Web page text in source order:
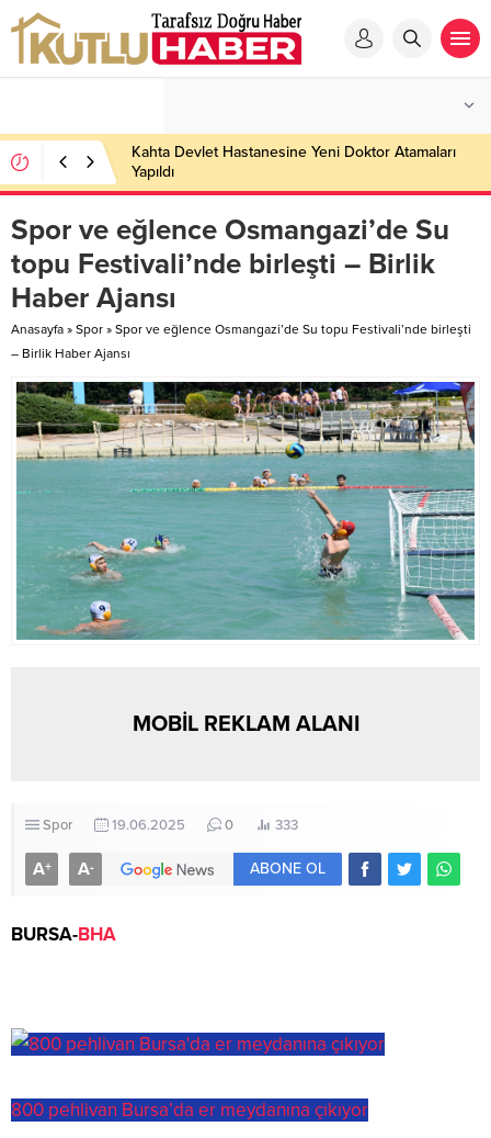
Kahta Devlet Hastanesine Yeni Doktor Atamaları
Yapıldı
Spor ve eğlence Osmangazi’de Su
topu Festivali’nde birleşti – Birlik
Haber Ajansı
Anasayfa » Spor » Spor ve eğlence Osmangazi’de Su topu Festivali’nde birleşti
– Birlik Haber Ajansı
MOBİL REKLAM ALANI
Spor 19.06.2025 0 333
A+ A- ABONE OL
BURSA-BHA
800 pehlivan Bursa’da er meydanına çıkıyor